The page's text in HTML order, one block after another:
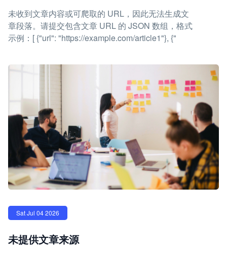
未收到文章内容或可爬取的 URL，因此无法生成文
章段落。请提交包含文章 URL 的 JSON 数组，格式
示例：[ {"url": "https://example.com/article1"}, {"
Sat Jul 04 2026
未提供文章来源